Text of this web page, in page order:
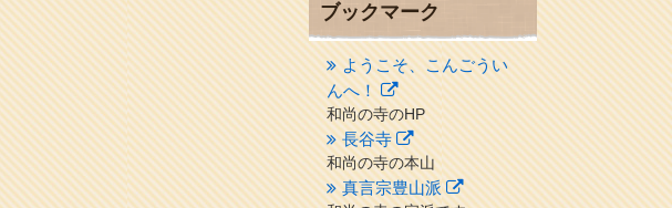
ブックマーク
ようこそ、こんごうい
んへ！
和尚の寺のHP
長谷寺
和尚の寺の本山
真言宗豊山派